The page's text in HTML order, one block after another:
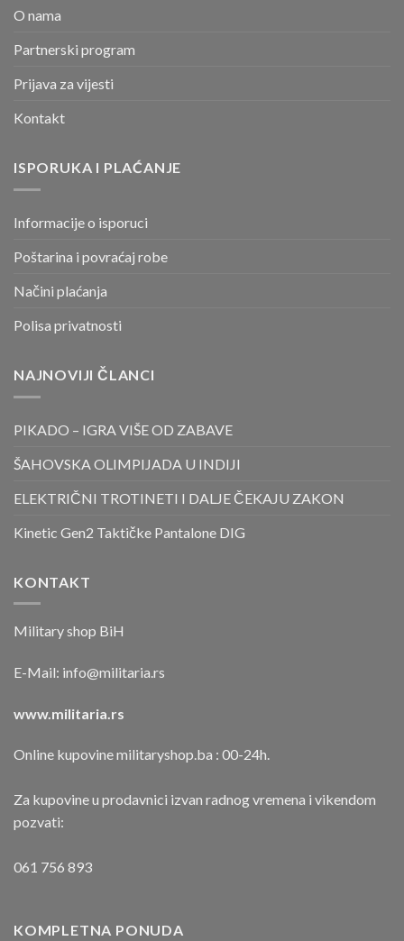
O nama
Partnerski program
Prijava za vijesti
Kontakt
ISPORUKA I PLAĆANJE
Informacije o isporuci
Poštarina i povraćaj robe
Načini plaćanja
Polisa privatnosti
NAJNOVIJI ČLANCI
PIKADO – IGRA VIŠE OD ZABAVE
ŠAHOVSKA OLIMPIJADA U INDIJI
ELEKTRIČNI TROTINETI I DALJE ČEKAJU ZAKON
Kinetic Gen2 Taktičke Pantalone DIG
KONTAKT
Military shop BiH
E-Mail: info@militaria.rs
www.militaria.rs
Online kupovine militaryshop.ba : 00-24h.
Za kupovine u prodavnici izvan radnog vremena i vikendom
pozvati:
061 756 893
KOMPLETNA PONUDA